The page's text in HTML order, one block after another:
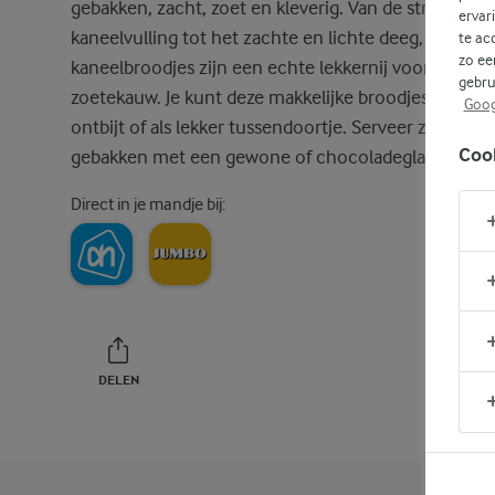
gebakken, zacht, zoet en kleverig. Van de stroperige
kaneelvulling tot het zachte en lichte deeg,
kaneelbroodjes zijn een echte lekkernij voor iedere
zoetekauw. Je kunt deze makkelijke broodjes eten als
ontbijt of als lekker tussendoortje. Serveer ze vers
gebakken met een gewone of chocoladeglazuur.
Direct in je mandje bij:
DELEN
te
zo